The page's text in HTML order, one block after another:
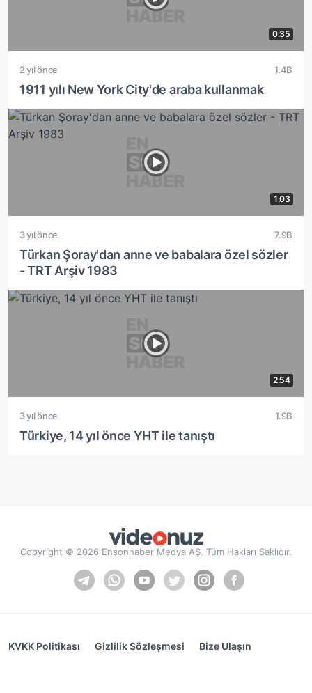
0:35
2 yıl önce 1.4B
1911 yılı New York City'de araba kullanmak
1:03
3 yıl önce 7.9B
Türkan Şoray'dan anne ve babalara özel sözler
- TRT Arşiv 1983
2:54
3 yıl önce 1.9B
Türkiye, 14 yıl önce YHT ile tanıştı
Copyright © 2026 Ensonhaber Medya AŞ. Tüm Hakları Saklıdır.
KVKK Politikası Gizlilik Sözleşmesi Bize Ulaşın